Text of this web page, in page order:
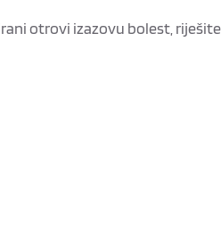
otrovi izazovu bolest, riješite